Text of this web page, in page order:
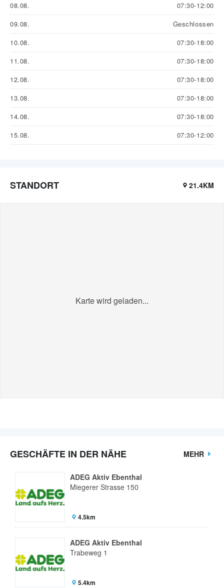
08.08.
07:30-12:00
09.08.
Geschlossen
10.08.
07:30-18:00
11.08.
07:30-18:00
12.08.
07:30-18:00
13.08.
07:30-18:00
14.08.
07:30-18:00
15.08.
07:30-12:00
STANDORT 21.4KM
Karte wird geladen...
GESCHÄFTE IN DER NÄHE MEHR
ADEG Aktiv Ebenthal
Miegerer Strasse 150
4.5km
ADEG Aktiv Ebenthal
Trabeweg 1
5.4km